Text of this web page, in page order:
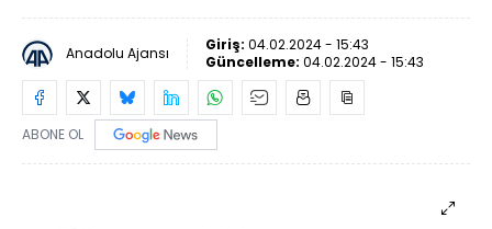
Anadolu Ajansı Giriş: 04.02.2024 - 15:43
Güncelleme: 04.02.2024 - 15:43
ABONE OL